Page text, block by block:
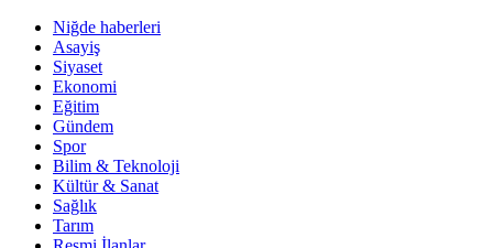
Niğde haberleri
Asayiş
Siyaset
Ekonomi
Eğitim
Gündem
Spor
Bilim & Teknoloji
Kültür & Sanat
Sağlık
Tarım